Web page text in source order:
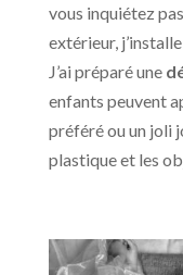
vous inquiétez
extérieur,
J’ai préparé une
enfants peuvent
préféré ou un joli
plastique et les